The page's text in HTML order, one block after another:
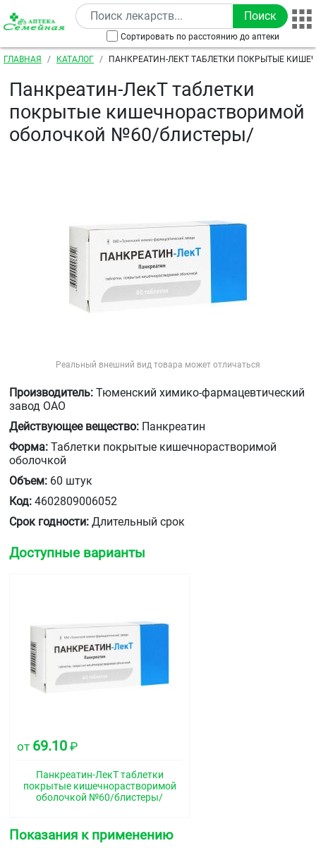
Перейти к основному содержанию
Сортировать по расстоянию до аптеки
Строка навигации
ГЛАВНАЯ КАТАЛОГ
ПАНКРЕАТИН-ЛЕКТ ТАБЛЕТКИ ПОКРЫТЫЕ
Панкреатин-ЛекТ таблетки
покрытые кишечнорастворимой
оболочкой №60/блистеры/
Реальный внешний вид товара может отличаться
Производитель: Тюменский химико-фармацевтический
завод ОАО
Действующее вещество: Панкреатин
Форма: Таблетки покрытые кишечнорастворимой
оболочкой
Объем: 60 штук
Код: 4602809006052
Срок годности: Длительный срок
Доступные варианты
от 69.10 ₽
Панкреатин-ЛекТ таблетки
покрытые кишечнорастворимой
оболочкой №60/блистеры/
Показания к применению